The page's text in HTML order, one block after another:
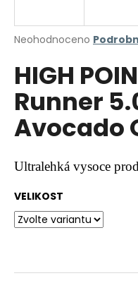
Průměrné
produktu
je
0,0
hvězdiček.
Neohodnoceno
HIGH
Runner
Avocado
Ultralehká vysoce
VELIKOST
j
t
?
D
o